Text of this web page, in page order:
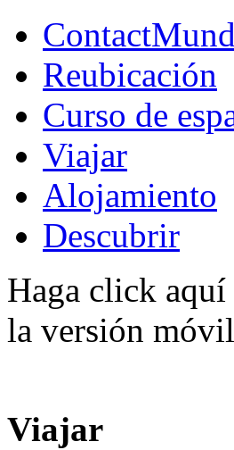
Reubicación
Curso de
Viajar
Alojamiento
Descubrir
Haga click aquí
la versión
Viajar